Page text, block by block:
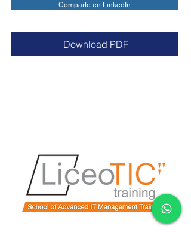
Comparte en LinkedIn
Download PDF